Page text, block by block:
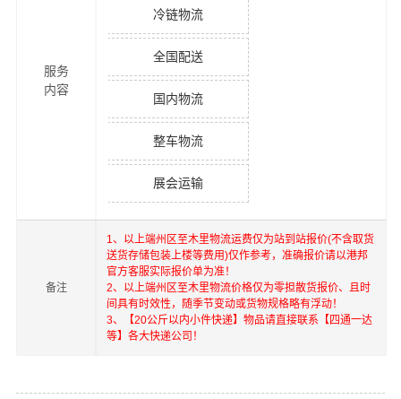
服务
内容
冷链物流
全国配送
国内物流
整车物流
展会运输
备注
1、以上端州区 至木里物流运费仅为站到站报价(不含取货
送货存储包装上楼等费用)仅作参考，准确报价请以港邦
官方客服实际报价单为准！
2、以上端州区 至木里物流价格仅为零担散货报价、且时
间具有时效性，随季节变动或货物规格略有浮动！
3、【20公斤以内小件快递】物品请直接联系【四通一达
等】各大快递公司！